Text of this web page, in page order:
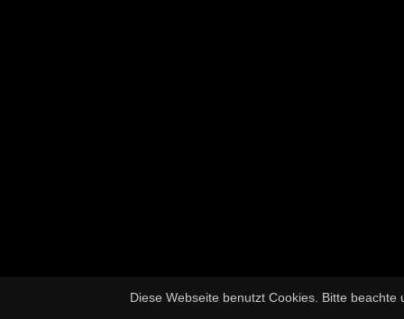
Diese Webseite benutzt Cookies. Bitte beachte